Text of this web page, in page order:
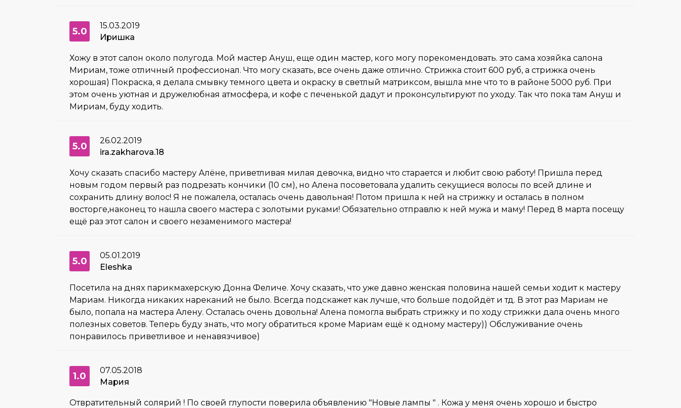
5.0
15.03.2019
Иришка
Хожу в этот салон около полугода. Мой мастер Ануш, еще один мастер, кого могу порекомендовать. это сама хозяйка салона
Мириам, тоже отличный профессионал. Что могу сказать, все очень даже отлично. Стрижка стоит 600 руб, а стрижка очень
хорошая) Покраска, я делала смывку темного цвета и окраску в светлый матриксом, вышла мне что то в районе 5000 руб. При
этом очень уютная и дружелюбная атмосфера, и кофе с печенькой дадут и проконсультируют по уходу. Так что пока там Ануш и
Мириам, буду ходить.
5.0
26.02.2019
ira.zakharova.18
Хочу сказать спасибо мастеру Алёне, приветливая милая девочка, видно что старается и любит свою работу! Пришла перед
новым годом первый раз подрезать кончики (10 см), но Алена посоветовала удалить секущиеся волосы по всей длине и
сохранить длину волос! Я не пожалела, осталась очень давольная! Потом пришла к ней на стрижку и осталась в полном
восторге,наконец то нашла своего мастера с золотыми руками! Обязательно отправлю к ней мужа и маму! Перед 8 марта посещу
ещё раз этот салон и своего незаменимого мастера!
5.0
05.01.2019
Eleshka
Посетила на днях парикмахерскую Донна Феличе. Хочу сказать, что уже давно женская половина нашей семьи ходит к мастеру
Мариам. Никогда никаких нареканий не было. Всегда подскажет как лучше, что больше подойдёт и тд. В этот раз Мариам не
было, попала на мастера Алену. Осталась очень довольна! Алена помогла выбрать стрижку и по ходу стрижки дала очень много
полезных советов. Теперь буду знать, что могу обратиться кроме Мариам ещё к одному мастеру)) Обслуживание очень
понравилось приветливое и ненавязчивое)
1.0
07.05.2018
Мария
Отвратительный солярий ! По своей глупости поверила объявлению "Новые лампы " . Кожа у меня очень хорошо и быстро